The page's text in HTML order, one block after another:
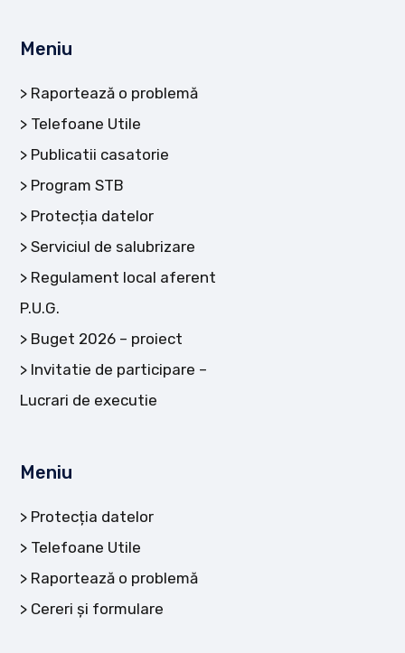
Meniu
Raportează o problemă
Telefoane Utile
Publicatii casatorie
Program STB
Protecția datelor
Serviciul de salubrizare
Regulament local aferent
P.U.G.
Buget 2026 – proiect
Invitatie de participare –
Lucrari de executie
Meniu
Protecția datelor
Telefoane Utile
Raportează o problemă
Cereri și formulare